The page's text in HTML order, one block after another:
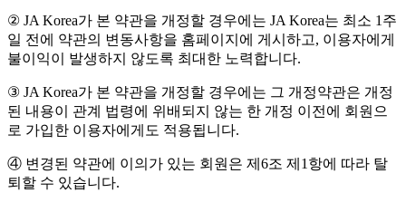
② JA Korea가 본 약관을 개정할 경우에는 JA Korea는 최소 1주
일 전에 약관의 변동사항을 홈페이지에 게시하고, 이용자에게
불이익이 발생하지 않도록 최대한 노력합니다.
③ JA Korea가 본 약관을 개정할 경우에는 그 개정약관은 개정
된 내용이 관계 법령에 위배되지 않는 한 개정 이전에 회원으
로 가입한 이용자에게도 적용됩니다.
④ 변경된 약관에 이의가 있는 회원은 제6조 제1항에 따라 탈
퇴할 수 있습니다.